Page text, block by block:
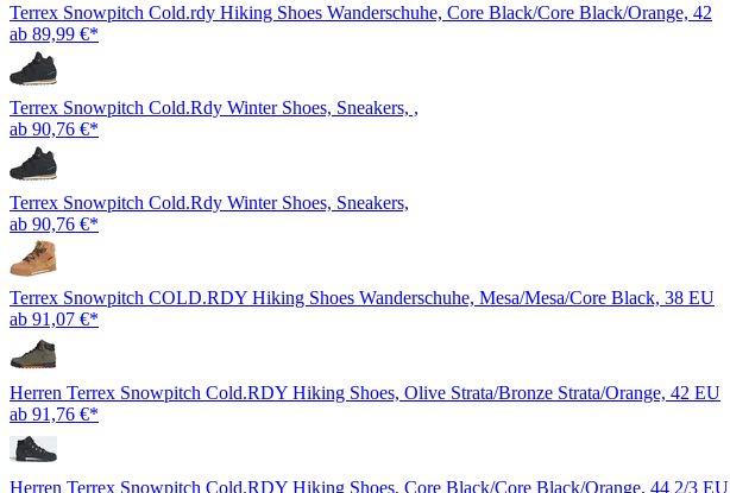
Terrex Snowpitch Cold.rdy Hiking Shoes Wanderschuhe, Core Black/Core Black/Orange, 42
ab 89,99 €*
Terrex Snowpitch Cold.Rdy Winter Shoes, Sneakers, ,
ab 90,76 €*
Terrex Snowpitch Cold.Rdy Winter Shoes, Sneakers,
ab 90,76 €*
Terrex Snowpitch COLD.RDY Hiking Shoes Wanderschuhe, Mesa/Mesa/Core Black, 38 EU
ab 91,07 €*
Herren Terrex Snowpitch Cold.RDY Hiking Shoes, Olive Strata/Bronze Strata/Orange, 42 EU
ab 91,76 €*
Herren Terrex Snowpitch Cold.RDY Hiking Shoes, Core Black/Core Black/Orange, 44 2/3 EU